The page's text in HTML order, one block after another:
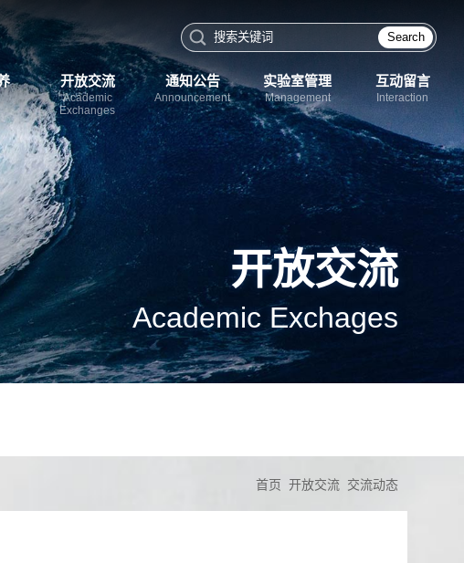
开放交流
Academic
Exchanges
通知公告
Announcement
实验室管理
Management
互动留言
Interaction
Search
开放交流
Academic Exchages
首页 开放交流 交流动态